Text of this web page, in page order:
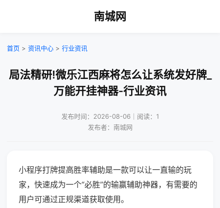
南城网
首页 > 资讯中心 > 行业资讯
局法精研!微乐江西麻将怎么让系统发好牌_
万能开挂神器-行业资讯
发布时间：2026-08-06｜阅读：1
发布者：南城网
小程序打牌提高胜率辅助是一款可以让一直输的玩
家，快速成为一个“必胜”的输赢辅助神器，有需要的
用户可通过正规渠道获取使用。